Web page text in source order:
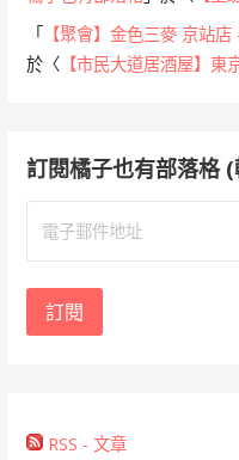
「 【聚會】金色三麥 京站
於〈 【市民大道居酒屋】東
訂閱橘子也有部落格
地
訂閱
RSS - 文章